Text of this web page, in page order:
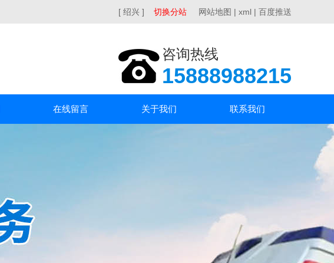
[ 绍兴 ] 切换分站 网站地图 | xml | 百度推送
咨询热线
15888988215
在线留言 关于我们 联系我们